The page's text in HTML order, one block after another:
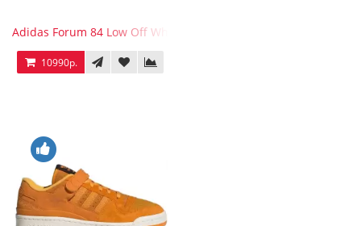
Adidas Forum 84 Low Off White Brown
10990р.